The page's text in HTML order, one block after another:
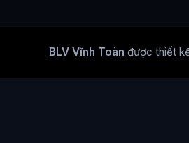
BLV Vĩnh Toàn được thiết